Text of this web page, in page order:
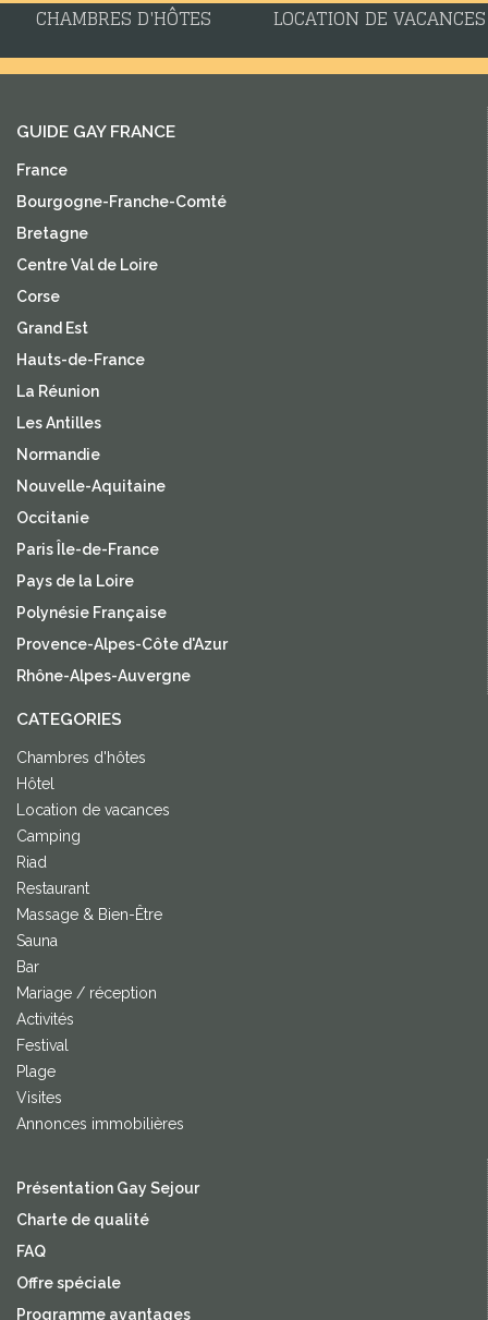
CHAMBRES D'HÔTES LOCATION DE VACANCES
GUIDE GAY FRANCE
France
Bourgogne-Franche-Comté
Bretagne
Centre Val de Loire
Corse
Grand Est
Hauts-de-France
La Réunion
Les Antilles
Normandie
Nouvelle-Aquitaine
Occitanie
Paris Île-de-France
Pays de la Loire
Polynésie Française
Provence-Alpes-Côte d'Azur
Rhône-Alpes-Auvergne
CATEGORIES
Chambres d'hôtes
Hôtel
Location de vacances
Camping
Riad
Restaurant
Massage & Bien-Être
Sauna
Bar
Mariage / réception
Activités
Festival
Plage
Visites
Annonces immobilières
Présentation Gay Sejour
Charte de qualité
FAQ
Offre spéciale
Programme avantages